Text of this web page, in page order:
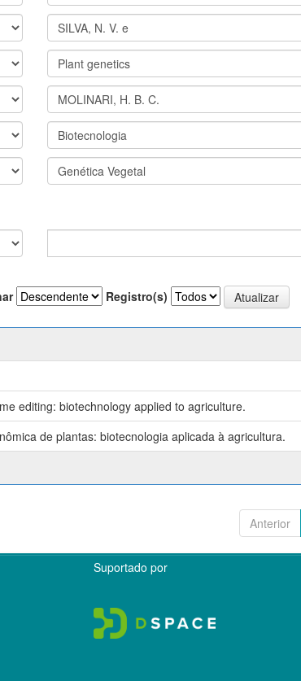
Registro(s)
editing: biotechnology applied to agriculture.
de plantas: biotecnologia aplicada à agricultura.
Anterior
Suportado por